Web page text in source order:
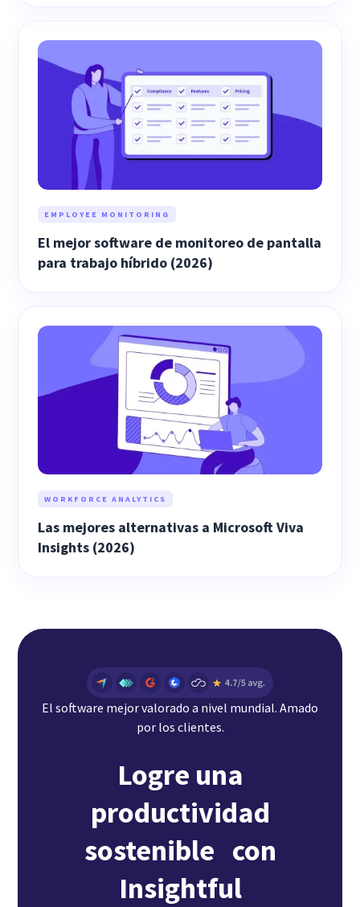
EMPLOYEE MONITORING
El mejor software de monitoreo de pantalla
para trabajo híbrido (2026)
WORKFORCE ANALYTICS
Las mejores alternativas a Microsoft Viva
Insights (2026)
El software mejor valorado a nivel mundial. Amado
por los clientes.
Logre una
productividad
sostenible con
Insightful